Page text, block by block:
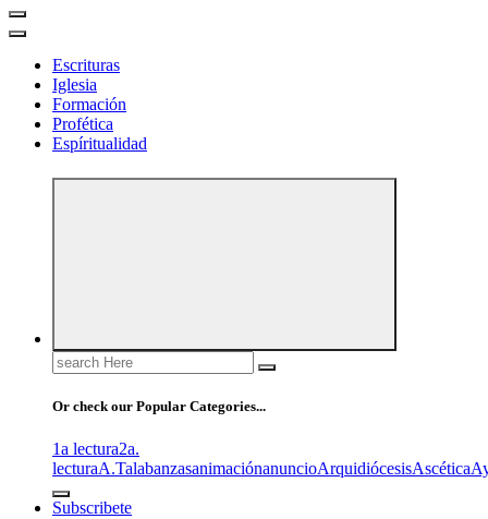
Escrituras
Iglesia
Formación
Profética
Espíritualidad
Search
for:
Or check our Popular Categories...
1a lectura2a.
lecturaA.TalabanzasanimaciónanuncioArquidiócesisAscética
Subscribete